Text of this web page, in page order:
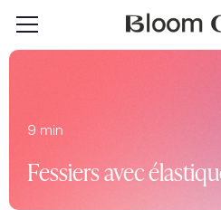
9 min
Fessiers avec